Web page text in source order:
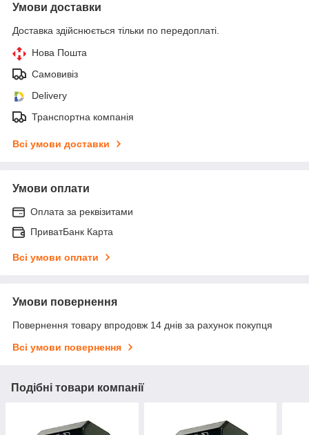
Умови доставки
Доставка здійснюється тільки по передоплаті.
Нова Пошта
Самовивіз
Delivery
Транспортна компанія
Всі умови доставки
Умови оплати
Оплата за реквізитами
ПриватБанк Карта
Всі умови оплати
Умови повернення
Повернення товару впродовж 14 днів за рахунок покупця
Всі умови повернення
Подібні товари компанії